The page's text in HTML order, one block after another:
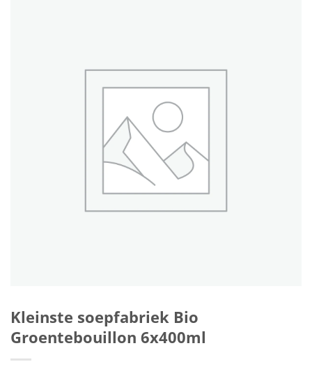
Kleinste soepfabriek Bio
Groentebouillon 6x400ml